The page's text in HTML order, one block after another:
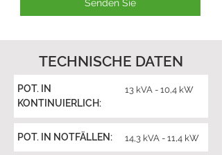
Senden Sie
TECHNISCHE DATEN
POT. IN
KONTINUIERLICH:
13 kVA - 10,4 kW
POT. IN NOTFÄLLEN: 14,3 kVA - 11,4 kW